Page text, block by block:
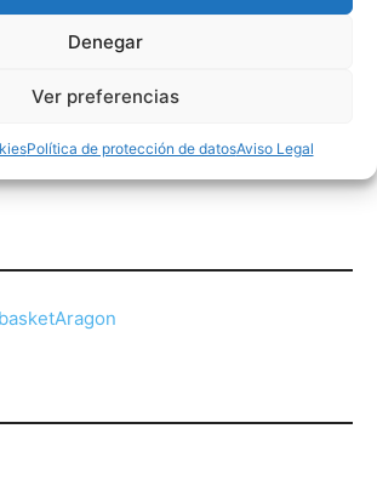
Denegar
Ver preferencias
Política de protección de datosAviso Legal
de mis datos personales para recibir